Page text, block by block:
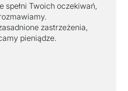
spełni Twoich oczekiwań,
zastrzeżenia,
pieniądze.